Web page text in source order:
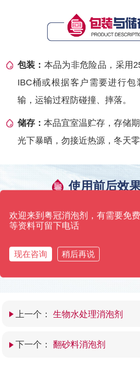
包装： 本品为非危险品，采用
IBC桶或根据客户需要进行包
输，运输过程防碰撞、摔落。
储存： 本品宜室温贮存，存储
光下暴晒，勿接近热源，冬天零
使用前后效
上一个： 生物水处理消泡剂
下一个： 翻砂料消泡剂
欢迎来到粤冠消泡剂，有需要免
等资料可留下电话
现在咨询 稍后再说